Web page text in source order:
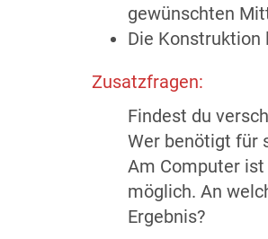
gewünschten
Die
Zusatzfragen:
Findest du
Wer benötigt für
Am Computer
möglich. An
Ergebnis?